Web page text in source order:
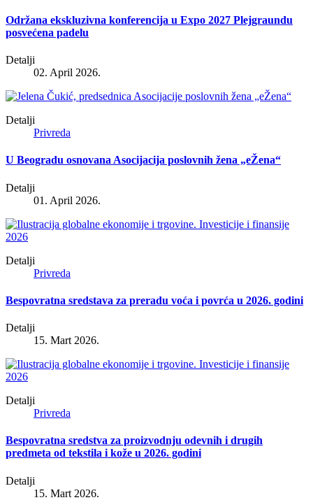
Održana ekskluzivna konferencija u Expo 2027 Plejgraundu
posvećena padelu
Detalji
02. April 2026.
Detalji
Privreda
U Beogradu osnovana Asocijacija poslovnih žena „eŽena“
Detalji
01. April 2026.
Detalji
Privreda
Bespovratna sredstava za preradu voća i povrća u 2026. godini
Detalji
15. Mart 2026.
Detalji
Privreda
Bespovratna sredstva za proizvodnju odevnih i drugih
predmeta od tekstila i kože u 2026. godini
Detalji
15. Mart 2026.